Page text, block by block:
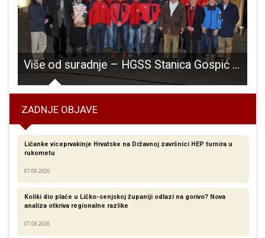
Više od suradnje – HGSS Stanica Gospić i Rotary club Zagreb
ZADNJE OBJAVE
Ličanke viceprvakinje Hrvatske na Državnoj završnici HEP turnira u
rukometu
07.08.2026
Koliki dio plaće u Ličko-senjskoj županiji odlazi na gorivo? Nova
analiza otkriva regionalne razlike​
07.08.2026